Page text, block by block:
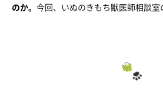
のか。 今回、いぬのきもち獣医師相談室